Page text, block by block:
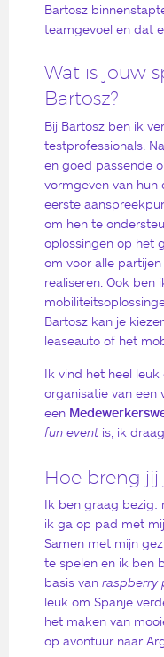
Bartosz
teamgevoel en dat
Wat is jouw
Bartosz?
Bij Bartosz ben ik
testprofessionals.
en goed passende
vormgeven van hun
eerste
om hen te
oplossingen op het
om voor alle
realiseren. Ook ben
Bartosz kan je
leaseauto of het
Ik vind het heel
organisatie van een
een
fun eventis, ik
Hoe breng jij
Ik ben graag bezig:
ik ga op pad met
Samen met mijn
te spelen en ik ben
basis van raspberry
leuk om Spanje
het maken van
op avontuur naar